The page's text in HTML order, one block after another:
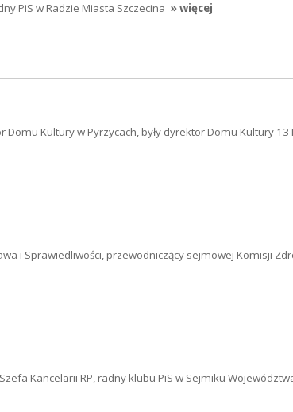
PiS w Radzie Miasta Szczecina » więcej
Domu Kultury w Pyrzycach, były dyrektor Domu Kultury 13
i Sprawiedliwości, przewodniczący sejmowej Komisji
Kancelarii RP, radny klubu PiS w Sejmiku